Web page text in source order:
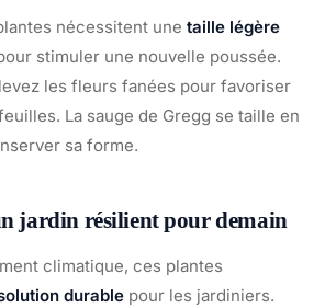
nécessitent une taille légère
stimuler une nouvelle poussée.
les fleurs fanées pour favoriser
La sauge de Gregg se taille en
sa forme.
jardin résilient pour demain
climatique, ces plantes
durable pour les jardiniers.